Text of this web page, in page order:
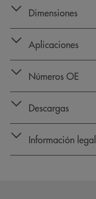
Dimensiones
Aplicaciones
Números OE
Descargas
Información legal